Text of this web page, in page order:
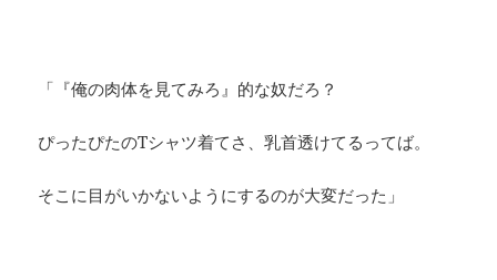
「『俺の肉体を見てみろ』的な奴だろ？
ぴったぴたのTシャツ着てさ、乳首透けてるってば。
そこに目がいかないようにするのが大変だった」